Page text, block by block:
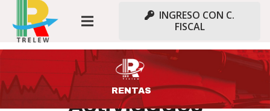
INGRESO CON C.
FISCAL
Trámites
RENTAS